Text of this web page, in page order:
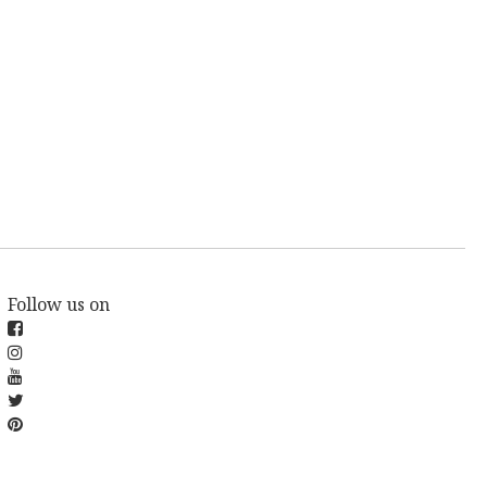
Follow us on